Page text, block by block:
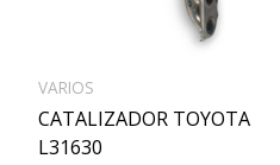
VARIOS
CATALIZADOR TOYOTA
L31630